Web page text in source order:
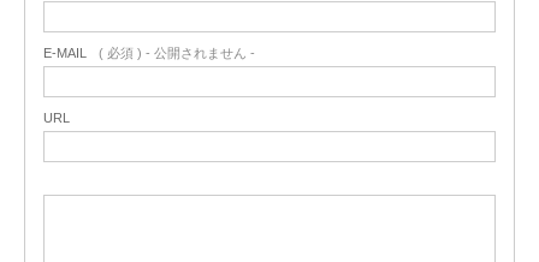
E-MAIL ( 必須 ) - 公開されません -
URL